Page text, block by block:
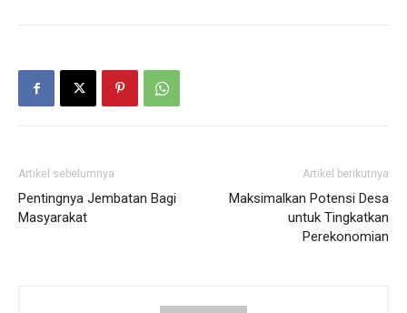
Artikel sebelumnya
Pentingnya Jembatan Bagi
Masyarakat
Artikel berikutnya
Maksimalkan Potensi Desa
untuk Tingkatkan
Perekonomian